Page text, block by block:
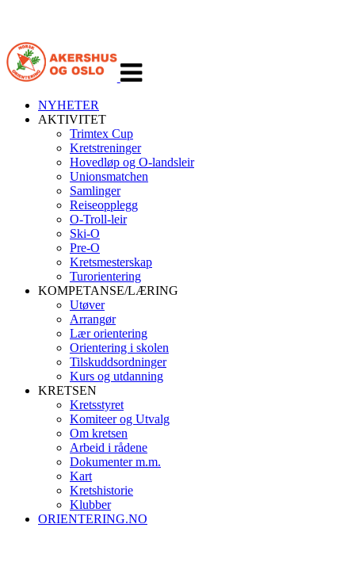
navigasjon
NYHETER
AKTIVITET
Trimtex Cup
Kretstreninger
Hovedløp og O-landsleir
Unionsmatchen
Samlinger
Reiseopplegg
O-Troll-leir
Ski-O
Pre-O
Kretsmesterskap
Turorientering
KOMPETANSE/LÆRING
Utøver
Arrangør
Lær orientering
Orientering i skolen
Tilskuddsordninger
Kurs og utdanning
KRETSEN
Kretsstyret
Komiteer og Utvalg
Om kretsen
Arbeid i rådene
Dokumenter m.m.
Kart
Kretshistorie
Klubber
ORIENTERING.NO